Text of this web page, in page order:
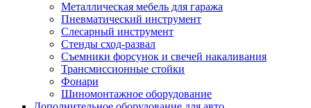
Металлическая мебель для гаража
Пневматический инструмент
Слесарный инструмент
Стенды сход-развал
Съемники форсунок и свечей накаливания
Трансмиссионные стойки
Фонари
Шиномонтажное оборудование